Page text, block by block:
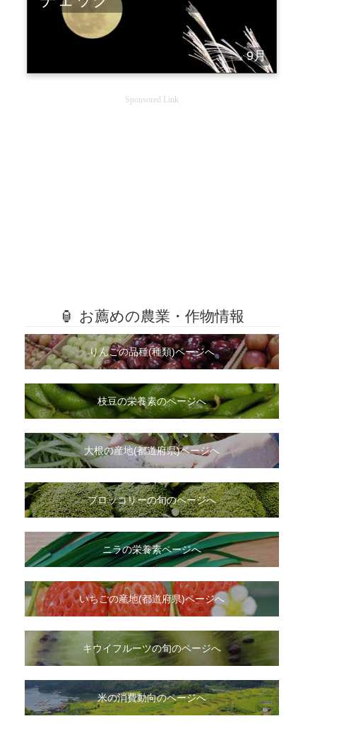
9月
Sponsored Link
🏮 お薦めの農業・作物情報
りんごの品種(種類)ページへ
枝豆の栄養素のページへ
大根の産地(都道府県)ページへ
ブロッコリーの旬のページへ
ニラの栄養素ページへ
いちごの産地(都道府県)ページへ
キウイフルーツの旬のページへ
米の消費動向のページへ